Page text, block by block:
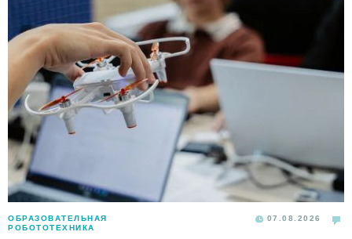
ОБРАЗОВАТЕЛЬНАЯ
РОБОТОТЕХНИКА
07.08.2026